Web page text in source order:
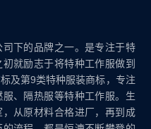
下的品牌之一。是专注于特
就励志于将特种工作服做到
及第9类特种服装商标，专注
、隔热服等特种工作服。生
从原材料合格进厂，再到成